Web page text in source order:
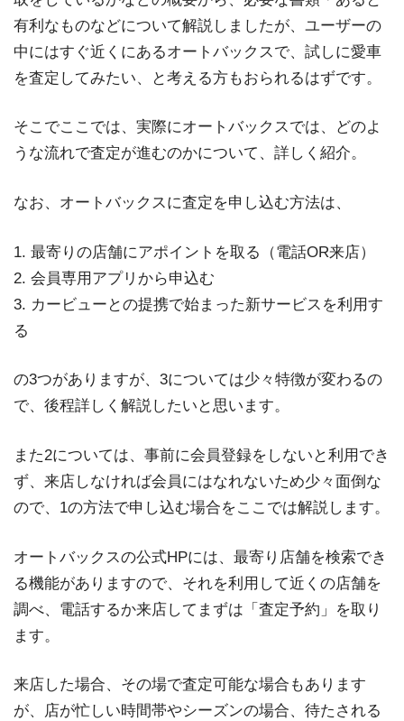
有利なものなどについて解説しましたが、ユーザーの
中にはすぐ近くにあるオートバックスで、試しに愛車
を査定してみたい、と考える方もおられるはずです。
そこでここでは、実際にオートバックスでは、どのよ
うな流れで査定が進むのかについて、詳しく紹介。
なお、オートバックスに査定を申し込む方法は、
1. 最寄りの店舗にアポイントを取る（電話OR来店）
2. 会員専用アプリから申込む
3. カービューとの提携で始まった新サービスを利用す
る
の3つがありますが、3については少々特徴が変わるの
で、後程詳しく解説したいと思います。
また2については、事前に会員登録をしないと利用でき
ず、来店しなければ会員にはなれないため少々面倒な
ので、1の方法で申し込む場合をここでは解説します。
オートバックスの公式HPには、最寄り店舗を検索でき
る機能がありますので、それを利用して近くの店舗を
調べ、電話するか来店してまずは「査定予約」を取り
ます。
来店した場合、その場で査定可能な場合もあります
が、店が忙しい時間帯やシーズンの場合、待たされる